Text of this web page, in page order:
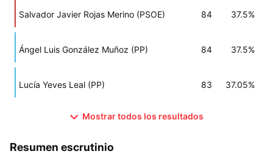
Salvador Javier Rojas Merino (PSOE) 84 37.5%
Ángel Luis González Muñoz (PP) 84 37.5%
Lucía Yeves Leal (PP) 83 37.05%
Mostrar todos los resultados
Resumen escrutinio